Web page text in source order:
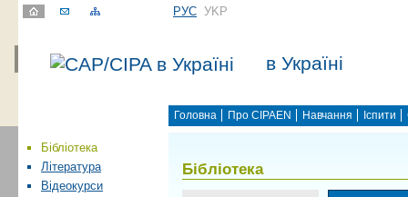
РУС УKР
в Україні
Головна Про CIPAEN Навчання Іспити
Бібліотека
Література
Відеокурси
Бібліотека